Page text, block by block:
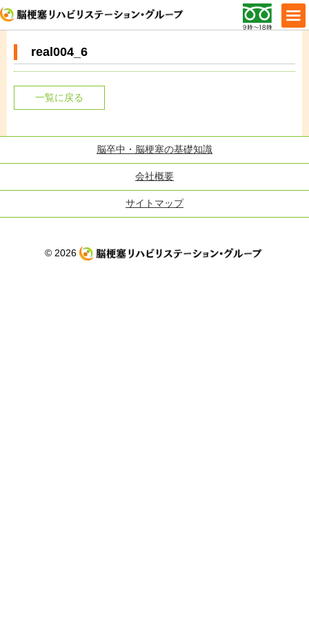
real004_6
一覧に戻る
脳卒中・脳梗塞の基礎知識
会社概要
サイトマップ
© 2026